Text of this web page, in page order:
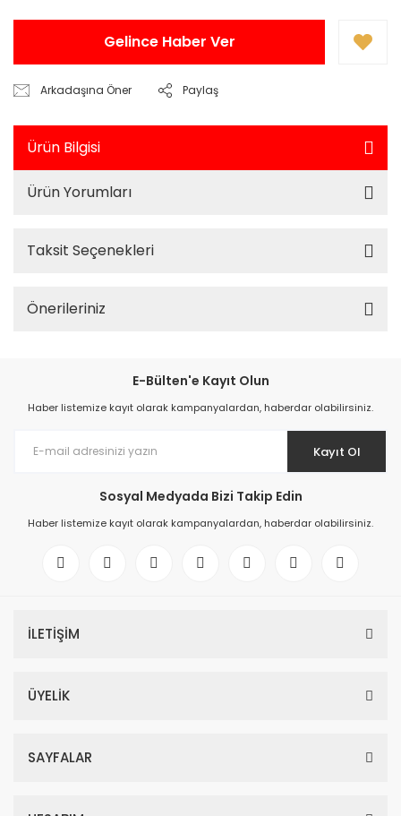
Gelince Haber Ver
Arkadaşına Öner Paylaş
Ürün Bilgisi
Ürün Yorumları
Taksit Seçenekleri
Önerileriniz
E-Bülten'e Kayıt Olun
Haber listemize kayıt olarak kampanyalardan, haberdar olabilirsiniz.
Kayıt Ol
Sosyal Medyada Bizi Takip Edin
Haber listemize kayıt olarak kampanyalardan, haberdar olabilirsiniz.
İLETİŞİM
ÜYELİK
SAYFALAR